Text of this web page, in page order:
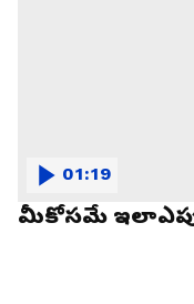
మీకోసమే
01:19